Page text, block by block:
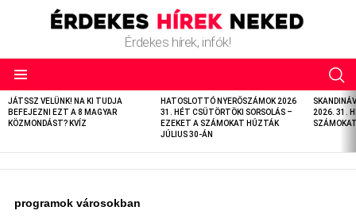
Érdekes hírek, infók!
LATEST
STORIES
JÁTSSZ VELÜNK! NA KI TUDJA
BEFEJEZNI EZT A 8 MAGYAR
KÖZMONDÁST? KVÍZ
HATOSLOTTÓ NYERŐSZÁMOK 2026
31. HÉT CSÜTÖRTÖKI SORSOLÁS –
EZEKET A SZÁMOKAT HÚZTÁK
JÚLIUS 30-ÁN
2026. 31.
programok városokban